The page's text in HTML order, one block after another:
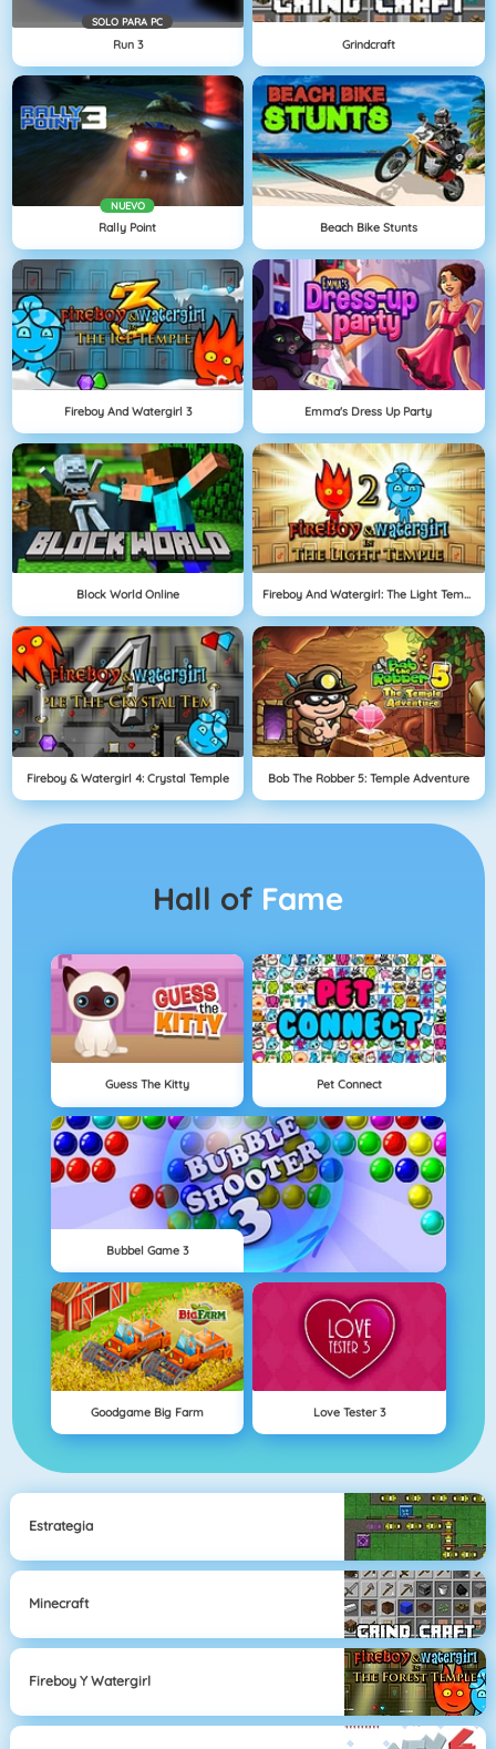
SOLO PARA PC
Run 3 Grindcraft
NUEVO
Rally Point Beach Bike Stunts
Fireboy And Watergirl 3 Emma's Dress Up Party
Block World Online Fireboy And Watergirl: The Light Temple
Fireboy & Watergirl 4: Crystal Temple Bob The Robber 5: Temple Adventure
Hall of Fame
Guess The Kitty Pet Connect
Bubbel Game 3
Goodgame Big Farm Love Tester 3
Estrategia
Minecraft
Fireboy Y Watergirl